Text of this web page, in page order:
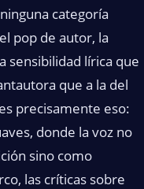
categoría
pop de autor, la
sensibilidad lírica que
que a la del
es precisamente eso:
donde la voz no
sino como
las críticas sobre